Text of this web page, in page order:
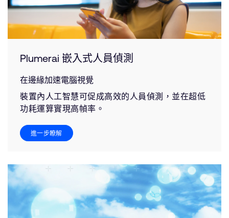
Plumerai 嵌入式人員偵測
在邊緣加速電腦視覺
裝置內人工智慧可促成高效的人員偵測，並在超低
功耗運算實現高幀率。
進一步瞭解